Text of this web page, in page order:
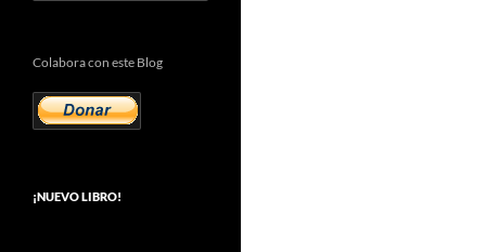
Colabora con este Blog
¡NUEVO LIBRO!